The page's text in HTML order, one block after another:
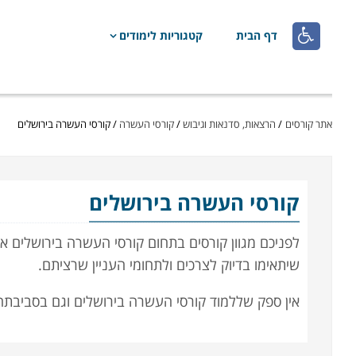
 דף הבית קטגוריות לימודים
אתר קורסים / הרצאות, סדנאות וגיבוש/קורסי העשרה /קורסי העשרה בירושלים
קורסי העשרהבירושלים
לפניכם מגוון קורסים בתחום קורסי העשרה בירושלים
שיתאימו בדיוק לצרכים ולתחומי העניין שרציתם.
אין ספק שללמוד קורסי העשרה בירושלים וגם בסביבתה
התרבויות והפסיפס האנושי יוצרים אווירה ייחודית